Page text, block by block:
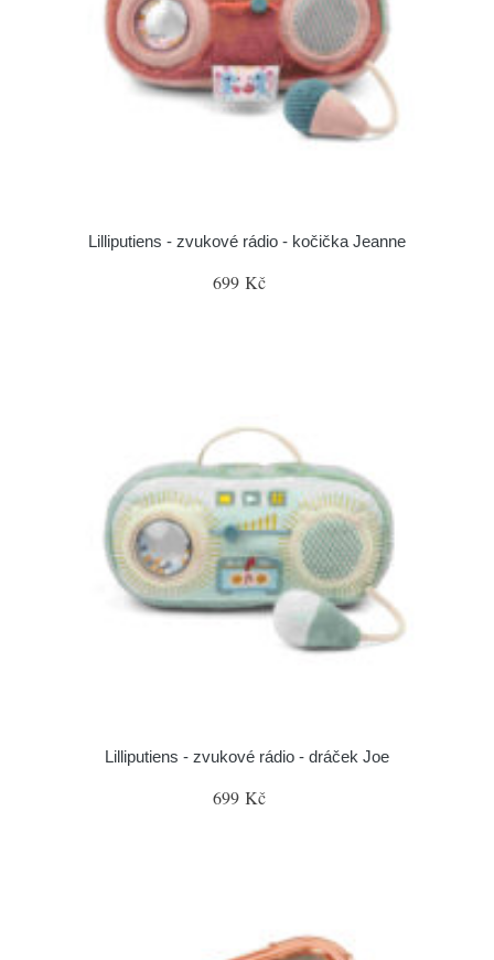
Lilliputiens - zvukové rádio - kočička Jeanne
699 Kč
Lilliputiens - zvukové rádio - dráček Joe
699 Kč